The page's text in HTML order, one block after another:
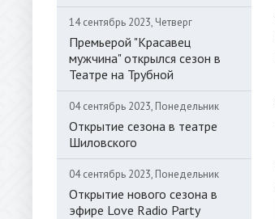
14 сентябрь 2023, Четверг
Премьерой "Красавец
мужчина" открылся сезон в
Театре на Трубной
04 сентябрь 2023, Понедельник
Открытие сезона в театре
Шиловского
04 сентябрь 2023, Понедельник
Открытие нового сезона в
эфире Love Radio Party